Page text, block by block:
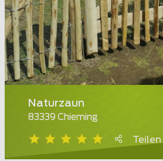
Naturzaun
83339 Chieming
Teilen